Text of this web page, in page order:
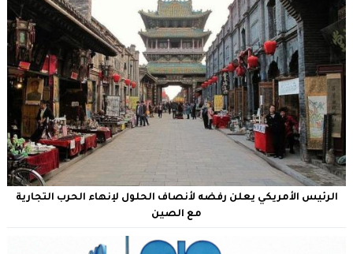
الرئيس الأمريكي يعلن رفضه لأنصاف الحلول لإنهاء الحرب التجارية
مع الصين